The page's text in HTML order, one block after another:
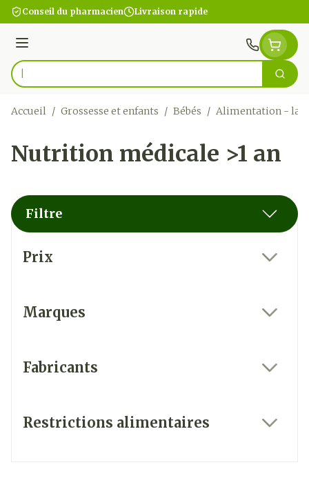
Aller au contenu
Conseil du pharmacien Livraison rapide
Menu
Rechercher
Accueil / Grossesse et enfants / Bébés / Alimentation - lait
Nutrition médicale >1 an
Filtre
Prix
Marques
Fabricants
Restrictions alimentaires